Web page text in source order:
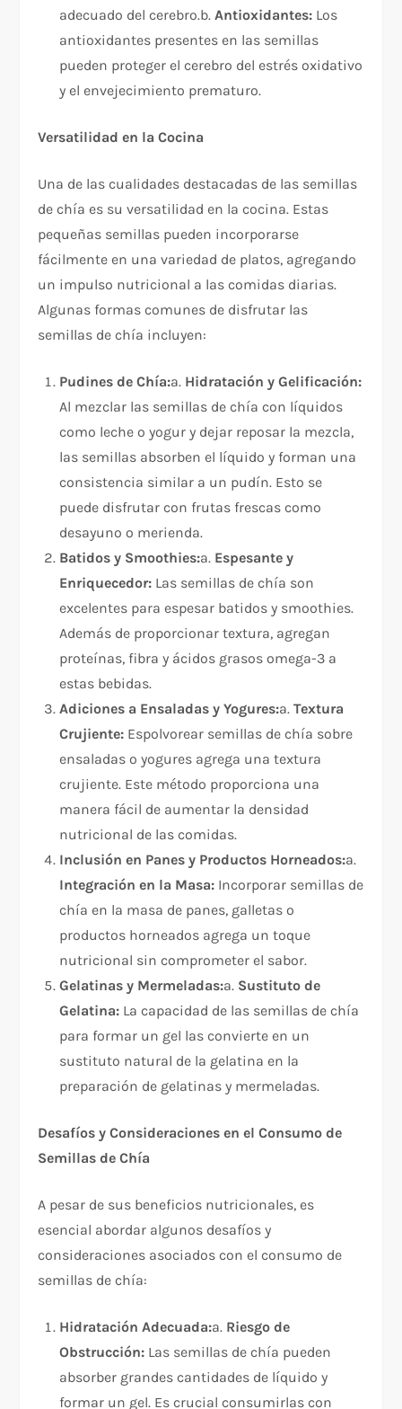
adecuado del cerebro.b.Antioxidantes: Los
antioxidantes presentes en las semillas
pueden proteger el cerebro del estrés oxidativo
y el envejecimiento prematuro.
Versatilidad en la Cocina
Una de las cualidades destacadas de las semillas
de chía es su versatilidad en la cocina. Estas
pequeñas semillas pueden incorporarse
fácilmente en una variedad de platos, agregando
un impulso nutricional a las comidas diarias.
Algunas formas comunes de disfrutar las
semillas de chía incluyen:
Pudines de Chía:a. Hidratación y Gelificación:
Al mezclar las semillas de chía con líquidos
como leche o yogur y dejar reposar la mezcla,
las semillas absorben el líquido y forman una
consistencia similar a un pudín. Esto se
puede disfrutar con frutas frescas como
desayuno o merienda.
Batidos y Smoothies:a. Espesante y
Enriquecedor: Las semillas de chía son
excelentes para espesar batidos y smoothies.
Además de proporcionar textura, agregan
proteínas, fibra y ácidos grasos omega-3 a
estas bebidas.
Adiciones a Ensaladas y Yogures:a.Textura
Crujiente: Espolvorear semillas de chía sobre
ensaladas o yogures agrega una textura
crujiente. Este método proporciona una
manera fácil de aumentar la densidad
nutricional de las comidas.
Inclusión en Panes y Productos Horneados:a.
Integración en la Masa: Incorporar semillas de
chía en la masa de panes, galletas o
productos horneados agrega un toque
nutricional sin comprometer el sabor.
Gelatinas y Mermeladas:a. Sustituto de
Gelatina: La capacidad de las semillas de chía
para formar un gel las convierte en un
sustituto natural de la gelatina en la
preparación de gelatinas y mermeladas.
Desafíos y Consideraciones en el Consumo de
Semillas de Chía
A pesar de sus beneficios nutricionales, es
esencial abordar algunos desafíos y
consideraciones asociados con el consumo de
semillas de chía:
Hidratación Adecuada:a. Riesgo de
Obstrucción: Las semillas de chía pueden
absorber grandes cantidades de líquido y
formar un gel. Es crucial consumirlas con